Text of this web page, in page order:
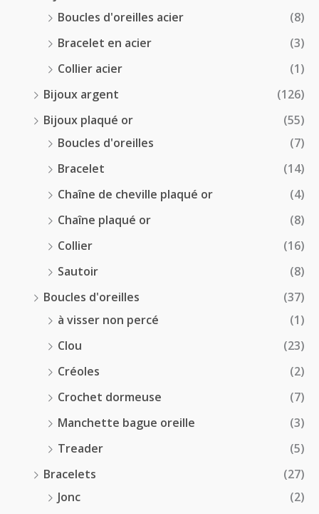
Boucles d'oreilles acier
(8)
Bracelet en acier
(3)
Collier acier
(1)
Bijoux argent
(126)
Bijoux plaqué or
(55)
Boucles d'oreilles
(7)
Bracelet
(14)
Chaîne de cheville plaqué or
(4)
Chaîne plaqué or
(8)
Collier
(16)
Sautoir
(8)
Boucles d'oreilles
(37)
à visser non percé
(1)
Clou
(23)
Créoles
(2)
Crochet dormeuse
(7)
Manchette bague oreille
(3)
Treader
(5)
Bracelets
(27)
Jonc
(2)